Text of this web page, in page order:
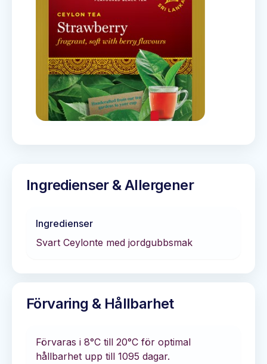
Ingredienser & Allergener
Ingredienser
Svart Ceylonte med jordgubbsmak
Förvaring & Hållbarhet
Förvaras i 8°C till 20°C för optimal
hållbarhet upp till 1095 dagar.